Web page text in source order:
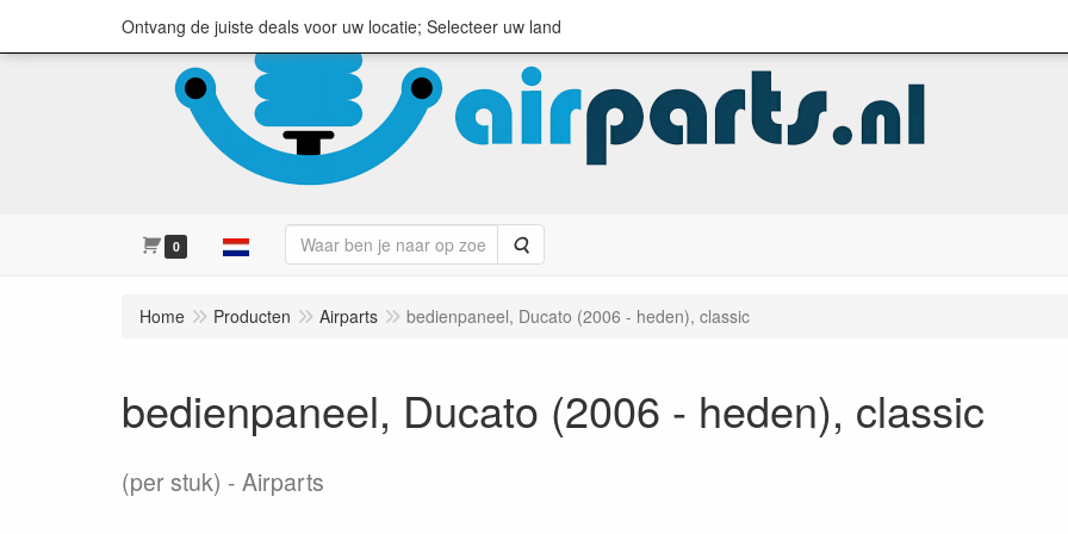
0 Zoeken
Home Producten Airparts bedienpaneel, Ducato (2006 - heden), classic
bedienpaneel, Ducato (2006 - heden), classic
(per stuk) Airparts
Ontvang de juiste deals voor uw locatie; Selecteer uw land